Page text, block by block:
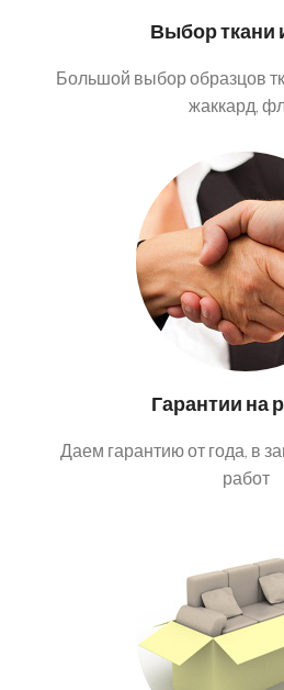
Выбор ткани
Большой выбор образцов
жаккард,
Гарантии на
Даем гарантию от года, в
работ